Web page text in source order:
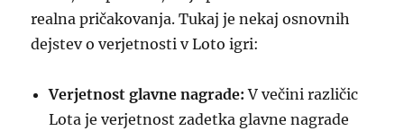
realna pričakovanja. Tukaj je nekaj osnovnih
dejstev o verjetnosti v Loto igri:
Verjetnost glavne nagrade: V večini različic
Lota je verjetnost zadetka glavne nagrade